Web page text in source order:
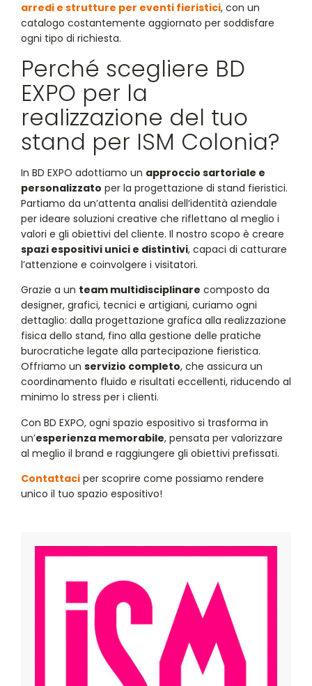
arredi e strutture per eventi fieristici, con un
catalogo costantemente aggiornato per soddisfare
ogni tipo di richiesta.
Perché scegliere BD
EXPO per la
realizzazione del tuo
stand per ISM Colonia?
In BD EXPO adottiamo un approccio sartoriale e
personalizzato per la progettazione di stand fieristici.
Partiamo da un’attenta analisi dell’identità aziendale
per ideare soluzioni creative che riflettano al meglio i
valori e gli obiettivi del cliente. Il nostro scopo è creare
spazi espositivi unici e distintivi, capaci di catturare
l’attenzione e coinvolgere i visitatori.
Grazie a un team multidisciplinare composto da
designer, grafici, tecnici e artigiani, curiamo ogni
dettaglio: dalla progettazione grafica alla realizzazione
fisica dello stand, fino alla gestione delle pratiche
burocratiche legate alla partecipazione fieristica.
Offriamo un servizio completo, che assicura un
coordinamento fluido e risultati eccellenti, riducendo al
minimo lo stress per i clienti.
Con BD EXPO, ogni spazio espositivo si trasforma in
un’esperienza memorabile, pensata per valorizzare
al meglio il brand e raggiungere gli obiettivi prefissati.
Contattaci per scoprire come possiamo rendere
unico il tuo spazio espositivo!